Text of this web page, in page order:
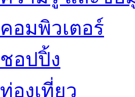
คอมพิวเตอร์
ชอปปิ้ง
ท่องเที่ยว